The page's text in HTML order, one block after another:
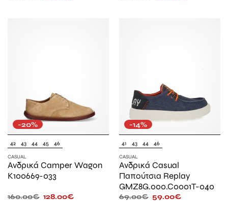
-20%
42 43 44 45 46
CASUAL
Ανδρικά Camper Wagon
K100669-033
160.00€ 128.00€
-14%
41 43 44 46
CASUAL
Ανδρικά Casual
Παπούτσια Replay
GMZ8G.000.C0001T-040
69.00€ 59.00€